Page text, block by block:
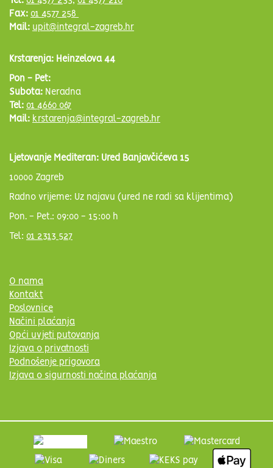
Fax: 01 4577 258
Mail: upit@integral-zagreb.hr
Krstarenja: Heinzelova 44
Pon - Pet:
Subota: Neradna
Tel: 01 4660 067
Mail: krstarenja@integral-zagreb.hr
Ljetovanje Mediteran: Ured Banjavčićeva 15
10000 Zagreb
Radno vrijeme: Uz najavu (ured ne radi sa klijentima)
Pon. - Pet.: 09:00 - 15:00 h
Tel: 01 2313 527
O nama
Kontakt
Poslovnice
Načini plaćanja
Opći uvjeti putovanja
Izjava o privatnosti
Podnošenje prigovora
Izjava o sigurnosti načina plaćanja